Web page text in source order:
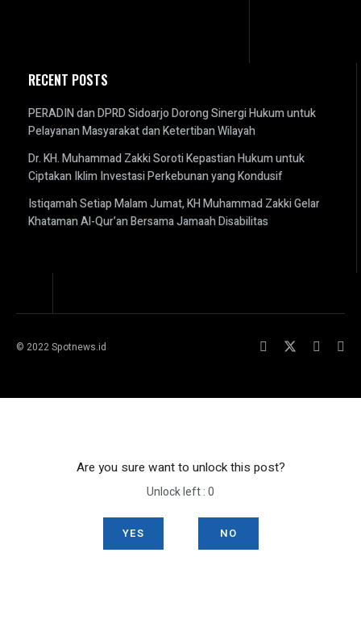
RECENT POSTS
PERADIN dan DPRD Sidoarjo Dorong Sinergi Hukum untuk
Pelayanan Masyarakat dan Ketertiban Wilayah
Dr. KH. Muhammad Zakki Soroti Kepastian Hukum untuk
Ciptakan Iklim Investasi Perkebunan yang Kondusif
Istiqamah Setiap Malam Jumat, KH Muhammad Zakki Gelar
Khataman Al-Qur’an Bersama Jamaah Disabilitas
© 2022 Spotnews.id
Are you sure want to unlock this post?
Unlock left : 0
YES NO